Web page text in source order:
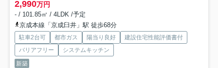
2,990万円
- / 101.85㎡ / 4LDK /予定
京成本線「京成臼井」駅 徒歩68分
駐車2台可 都市ガス 陽当り良好
建設住宅性能評価書付
バリアフリー
システムキッチン
新築